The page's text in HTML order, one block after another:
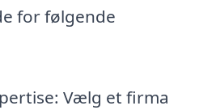
for følgende
Vælg et firma